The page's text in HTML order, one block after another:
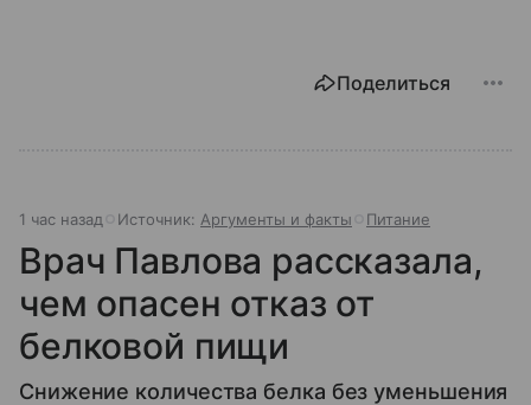
Поделиться
1 час назад Источник: Аргументы и факты Питание
Врач Павлова рассказала,
чем опасен отказ от
белковой пищи
Снижение количества белка без уменьшения